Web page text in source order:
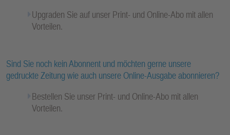
Upgraden Sie auf unser Print- und Online-Abo mit allen
Vorteilen.
Sind Sie noch kein Abonnent und möchten gerne unsere
gedruckte Zeitung wie auch unsere Online-Ausgabe abonnieren?
Bestellen Sie unser Print- und Online-Abo mit allen
Vorteilen.